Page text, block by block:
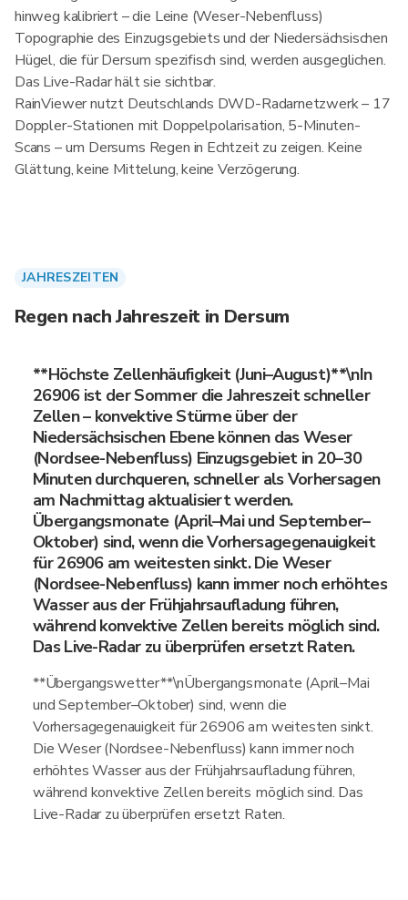
hinweg kalibriert – die Leine (Weser-Nebenfluss)
Topographie des Einzugsgebiets und der Niedersächsischen
Hügel, die für Dersum spezifisch sind, werden ausgeglichen.
Das Live-Radar hält sie sichtbar.
RainViewer nutzt Deutschlands DWD-Radarnetzwerk – 17
Doppler-Stationen mit Doppelpolarisation, 5-Minuten-
Scans – um Dersums Regen in Echtzeit zu zeigen. Keine
Glättung, keine Mittelung, keine Verzögerung.
JAHRESZEITEN
Regen nach Jahreszeit in Dersum
**Höchste Zellenhäufigkeit (Juni–August)**\nIn
26906 ist der Sommer die Jahreszeit schneller
Zellen – konvektive Stürme über der
Niedersächsischen Ebene können das Weser
(Nordsee-Nebenfluss) Einzugsgebiet in 20–30
Minuten durchqueren, schneller als Vorhersagen
am Nachmittag aktualisiert werden.
Übergangsmonate (April–Mai und September–
Oktober) sind, wenn die Vorhersagegenauigkeit
für 26906 am weitesten sinkt. Die Weser
(Nordsee-Nebenfluss) kann immer noch erhöhtes
Wasser aus der Frühjahrsaufladung führen,
während konvektive Zellen bereits möglich sind.
Das Live-Radar zu überprüfen ersetzt Raten.
**Übergangswetter**\nÜbergangsmonate (April–Mai
und September–Oktober) sind, wenn die
Vorhersagegenauigkeit für 26906 am weitesten sinkt.
Die Weser (Nordsee-Nebenfluss) kann immer noch
erhöhtes Wasser aus der Frühjahrsaufladung führen,
während konvektive Zellen bereits möglich sind. Das
Live-Radar zu überprüfen ersetzt Raten.